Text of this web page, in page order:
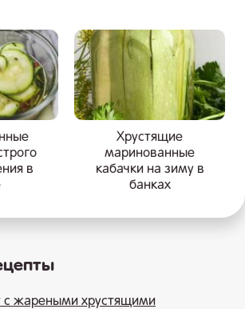
в
Хрустящие
маринованные
кабачки на зиму в
банках
с жареными хрустящими